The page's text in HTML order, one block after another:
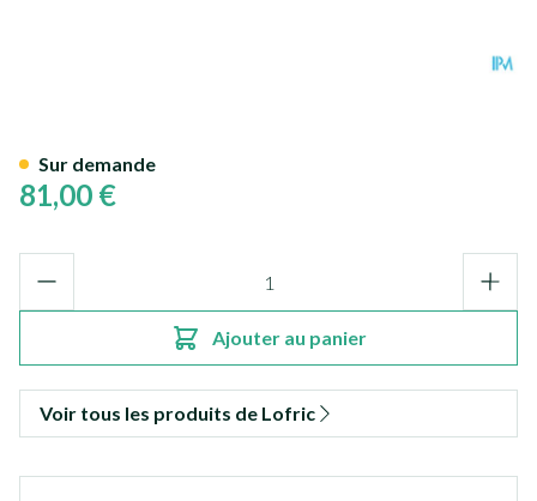
81,00 €
Ajouter au panier
Sur demande
Voir tous les produits de Lofric